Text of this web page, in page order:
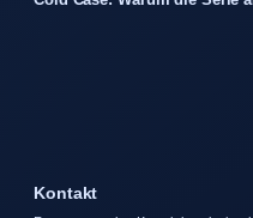
Kontakt